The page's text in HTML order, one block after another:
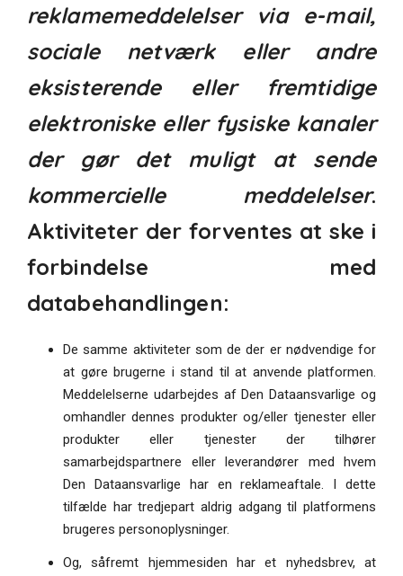
reklamemeddelelser via e-mail,
sociale netværk eller andre
eksisterende eller fremtidige
elektroniske eller fysiske kanaler
der gør det muligt at sende
kommercielle meddelelser.
Aktiviteter der forventes at ske i
forbindelse med
databehandlingen:
De samme aktiviteter som de der er nødvendige for
at gøre brugerne i stand til at anvende platformen.
Meddelelserne udarbejdes af Den Dataansvarlige og
omhandler dennes produkter og/eller tjenester eller
produkter eller tjenester der tilhører
samarbejdspartnere eller leverandører med hvem
Den Dataansvarlige har en reklameaftale. I dette
tilfælde har tredjepart aldrig adgang til platformens
brugeres personoplysninger.
Og, såfremt hjemmesiden har et nyhedsbrev, at